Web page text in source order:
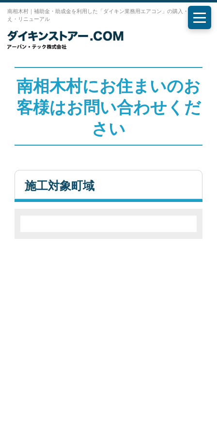
南相木村｜補助金・助成金を利用した「ダイキン業務用エアコン」の購入・入れ替
え・リニューアル
メニ
南相木村にお住まいのお
客様はお問い合わせくだ
さい
施工対象町域